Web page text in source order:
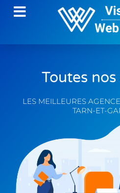
Toutes
LES MEILLEURES
TARN-ET-